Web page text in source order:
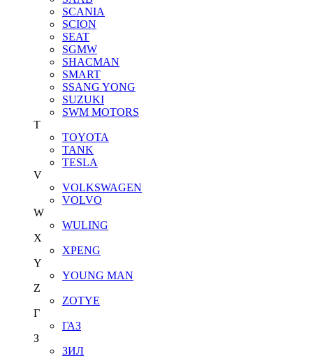
SCANIA
SCION
SEAT
SGMW
SHACMAN
SMART
SSANG YONG
SUZUKI
SWM MOTORS
T
TOYOTA
TANK
TESLA
V
VOLKSWAGEN
VOLVO
W
WULING
X
XPENG
Y
YOUNG MAN
Z
ZOTYE
Г
ГАЗ
З
ЗИЛ